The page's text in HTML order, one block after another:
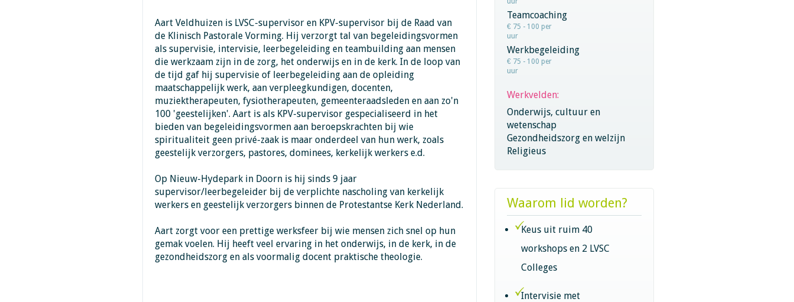
Aart Veldhuizen is LVSC-supervisor en KPV-supervisor bij de Raad van
de Klinisch Pastorale Vorming. Hij verzorgt tal van begeleidingsvormen
als supervisie, intervisie, leerbegeleiding en teambuilding aan mensen
die werkzaam zijn in de zorg, het onderwijs en in de kerk. In de loop van
de tijd gaf hij supervisie of leerbegeleiding aan de opleiding
maatschappelijk werk, aan verpleegkundigen, docenten,
muziektherapeuten, fysiotherapeuten, gemeenteraadsleden en aan zo'n
100 'geestelijken'. Aart is als KPV-supervisor gespecialiseerd in het
bieden van begeleidingsvormen aan beroepskrachten bij wie
spiritualiteit geen privé-zaak is maar onderdeel van hun werk, zoals
geestelijk verzorgers, pastores, dominees, kerkelijk werkers e.d.
Op Nieuw-Hydepark in Doorn is hij sinds 9 jaar
supervisor/leerbegeleider bij de verplichte nascholing van kerkelijk
werkers en geestelijk verzorgers binnen de Protestantse Kerk Nederland.
Aart zorgt voor een prettige werksfeer bij wie mensen zich snel op hun
gemak voelen. Hij heeft veel ervaring in het onderwijs, in de kerk, in de
gezondheidszorg en als voormalig docent praktische theologie.
Teamcoaching
€ 75 - 100 per
uur
Werkbegeleiding
€ 75 - 100 per
uur
Werkvelden:
Onderwijs, cultuur en
wetenschap
Gezondheidszorg en welzijn
Religieus
Waarom lid worden?
Keus uit ruim 40
workshops en 2 LVSC
Colleges
Intervisie met